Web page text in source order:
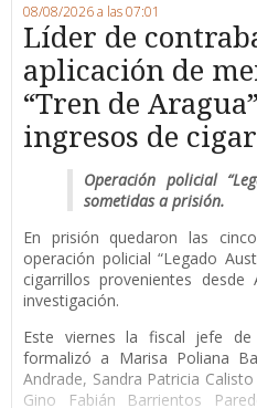
08/08/2026 a las 07:01
Líder de
aplicación de
“Tren de
ingresos de
Operación policial
sometidas a prisión.
En prisión quedaron las
operación policial “Legado
cigarrillos provenientes
investigación.
Este viernes la fiscal jefe de
formalizó a Marisa Poliana
Andrade, Sandra Patricia
Gino Fabián Barrientos